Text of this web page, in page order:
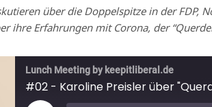
über die Doppelspitze in der FDP,
ihre Erfahrungen mit Corona, der
Lunch Meeting by keepitliberal.de